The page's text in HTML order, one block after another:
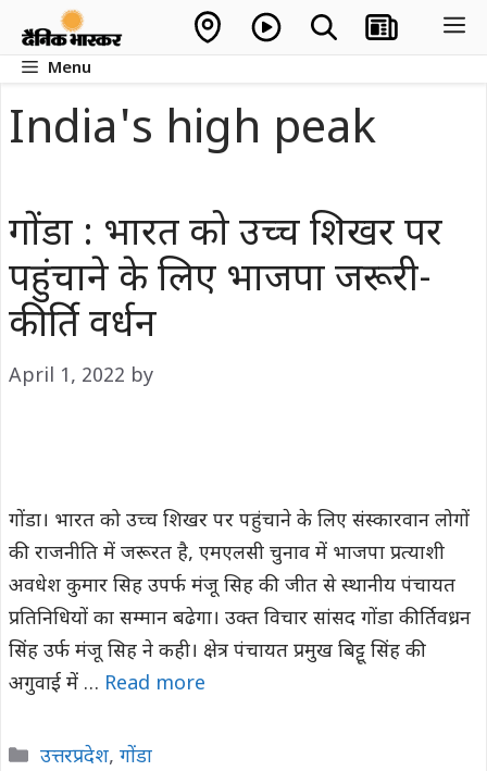
contentMenu
India's high peak
गोंडा : भारत को उच्च शिखर पर
पहुंचाने के लिए भाजपा जरूरी-
कीर्ति वर्धन
April 1, 2022 by
गोंडा। भारत को उच्च शिखर पर पहुंचाने के लिए संस्कारवान लोगों
की राजनीति में जरूरत है, एमएलसी चुनाव में भाजपा प्रत्याशी
अवधेश कुमार सिह उपर्फ मंजू सिह की जीत से स्थानीय पंचायत
प्रतिनिधियों का सम्मान बढेगा। उक्त विचार सांसद गोंडा कीर्तिवध्रन
सिंह उर्फ मंजू सिह ने कही। क्षेत्र पंचायत प्रमुख बिट्टू सिंह की
अगुवाई में … Read more
Categories
उत्तरप्रदेश, गोंडा